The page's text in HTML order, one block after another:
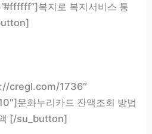
복지로 복지서비스 통
cregl.com/1736″
문화누리카드 잔액조회 방법
[/su_button]